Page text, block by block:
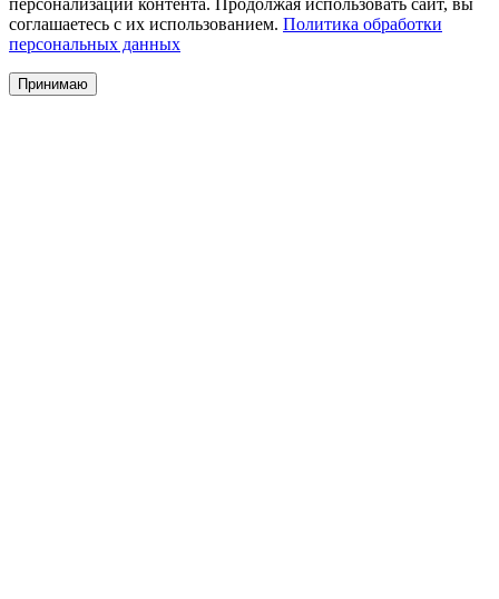
персонализации контента. Продолжая использовать сайт, вы
соглашаетесь с их использованием. Политика обработки
персональных данных
Принимаю